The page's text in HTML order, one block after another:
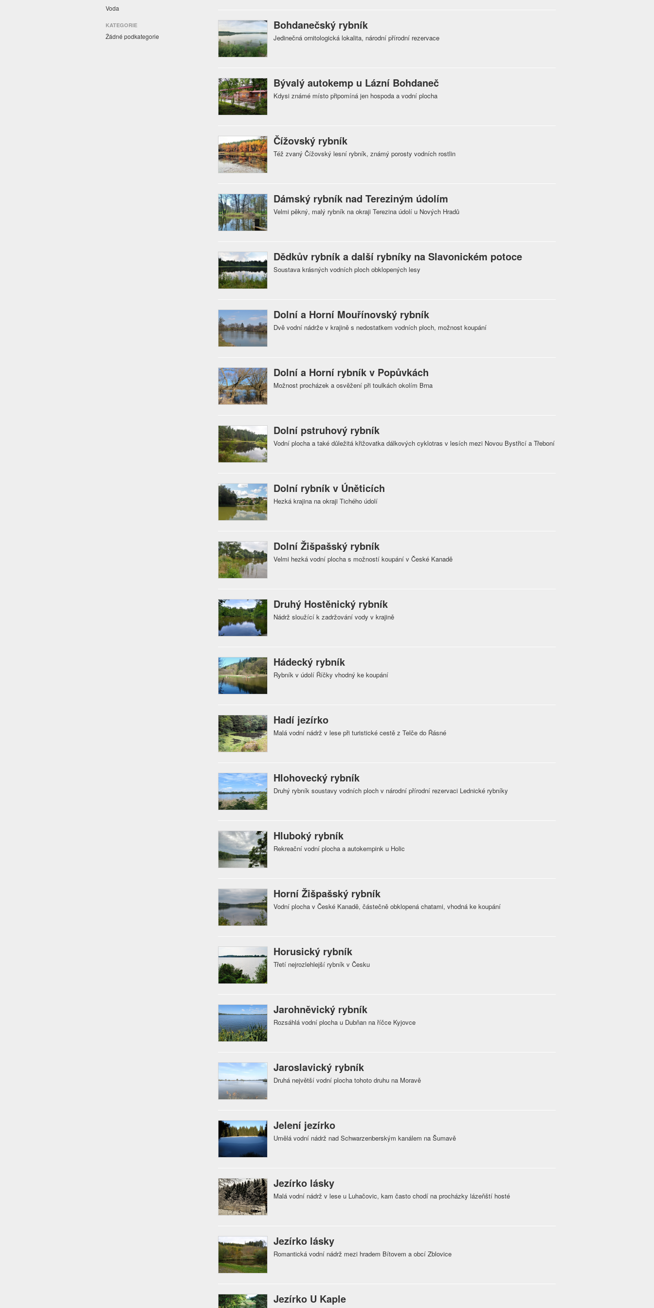
Voda
KATEGORIE
Žádné podkategorie
Bohdanečský rybník
Jedinečná ornitologická lokalita, národní přírodní rezervace
Bývalý autokemp u Lázní Bohdaneč
Kdysi známé místo připomíná jen hospoda a vodní plocha
Čížovský rybník
Též zvaný Čížovský lesní rybník, známý porosty vodních rostlin
Dámský rybník nad Tereziným údolím
Velmi pěkný, malý rybník na okraji Terezina údolí u Nových Hradů
Dědkův rybník a další rybníky na Slavonickém potoce
Soustava krásných vodních ploch obklopených lesy
Dolní a Horní Mouřínovský rybník
Dvě vodní nádrže v krajině s nedostatkem vodních ploch, možnost koupání
Dolní a Horní rybník v Popůvkách
Možnost procházek a osvěžení při toulkách okolím Brna
Dolní pstruhový rybník
Vodní plocha a také důležitá křižovatka dálkových cyklotras v lesích mezi Novou Bystřicí a Třeboní
Dolní rybník v Úněticích
Hezká krajina na okraji Tichého údolí
Dolní Žišpašský rybník
Velmi hezká vodní plocha s možností koupání v České Kanadě
Druhý Hostěnický rybník
Nádrž sloužící k zadržování vody v krajině
Hádecký rybník
Rybník v údolí Říčky vhodný ke koupání
Hadí jezírko
Malá vodní nádrž v lese při turistické cestě z Telče do Řásné
Hlohovecký rybník
Druhý rybník soustavy vodních ploch v národní přírodní rezervaci Lednické rybníky
Hluboký rybník
Rekreační vodní plocha a autokempink u Holic
Horní Žišpašský rybník
Vodní plocha v České Kanadě, částečně obklopená chatami, vhodná ke koupání
Horusický rybník
Třetí nejrozlehlejší rybník v Česku
Jarohněvický rybník
Rozsáhlá vodní plocha u Dubňan na říčce Kyjovce
Jaroslavický rybník
Druhá největší vodní plocha tohoto druhu na Moravě
Jelení jezírko
Umělá vodní nádrž nad Schwarzenberským kanálem na Šumavě
Jezírko lásky
Malá vodní nádrž v lese u Luhačovic, kam často chodí na procházky lázeňští hosté
Jezírko lásky
Romantická vodní nádrž mezi hradem Bítovem a obcí Zblovice
Jezírko U Kaple